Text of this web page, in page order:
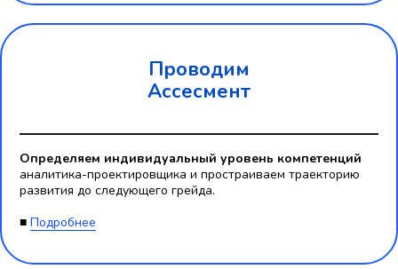
Проводим
Ассесмент
Определяем индивидуальный уровень компетенций
аналитика-проектировщика и простраиваем траекторию
развития до следующего грейда.
■ Подробнее